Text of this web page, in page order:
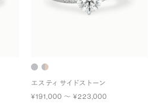
エスティ サイドストーン
¥191,000 〜 ¥223,000